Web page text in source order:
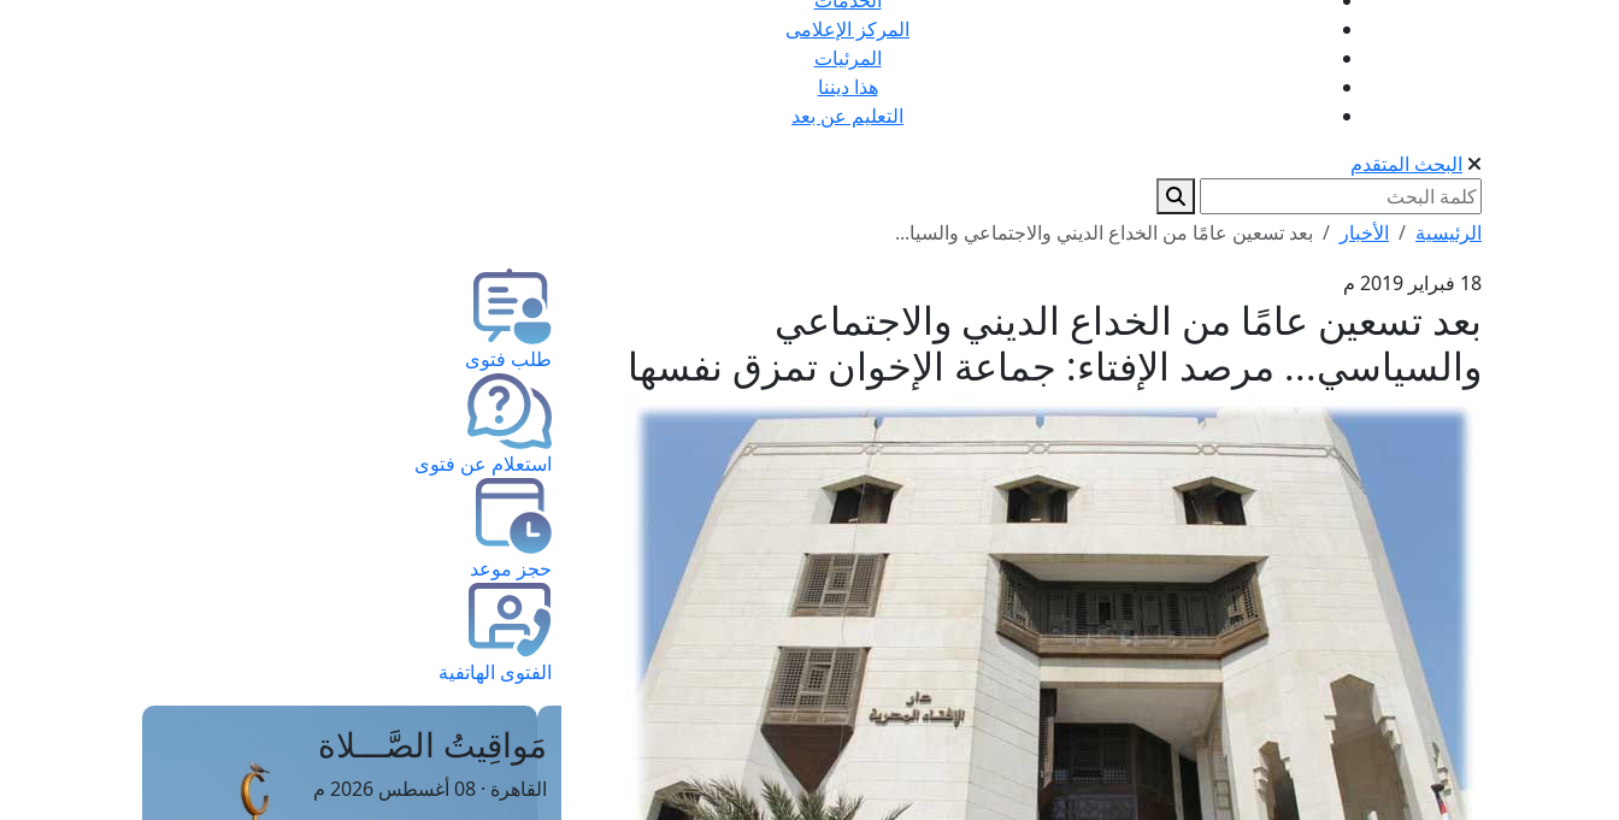
المركز الإعلامى
المرئيات
هذا ديننا
التعليم عن بعد
البحث المتقدم
الرئيسية الأخبار
بعد تسعين عامًا من الخداع الديني والاجتماعي والسيا...
18 فبراير 2019 م
بعد تسعين عامًا من الخداع الديني والاجتماعي
والسياسي... مرصد الإفتاء: جماعة الإخوان تمزق نفسها
طلب فتوى
استعلام عن فتوى
حجز موعد
الفتوى الهاتفية
مَواقِيتُ الصَّـــلاة
القاهرة · 08 أغسطس 2026 م